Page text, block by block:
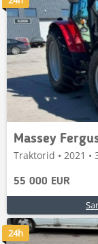
Massey
Traktorid • 2021 •
55 000 EUR
24h